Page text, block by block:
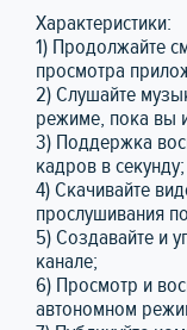
Характеристики:
1) Продолжайте
просмотра
2) Слушайте
режиме, пока вы
3) Поддержка
кадров в секунду;
4) Скачивайте
прослушивания
5) Создавайте и
канале;
6) Просмотр и
автономном